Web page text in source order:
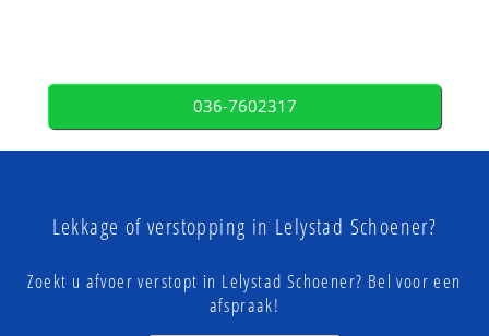
036-7602317
Lekkage of verstopping in Lelystad Schoener?
Zoekt u afvoer verstopt in Lelystad Schoener? Bel voor een
afspraak!